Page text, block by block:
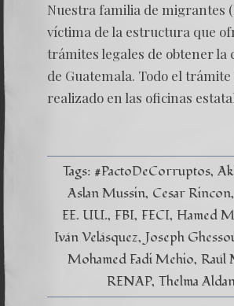
Nuestra familia de migrantes
víctima de la estructura que
trámites legales de obtener la
de Guatemala. Todo el trámite
realizado en las oficinas
Tags: #PactoDeCorruptos
Aslan Mussin Cesar Rincon
EE. UU. FBI FECI Hamed
Iván Velásquez Joseph
Mohamed Fadi Mehio Raúl
RENAP Thelma